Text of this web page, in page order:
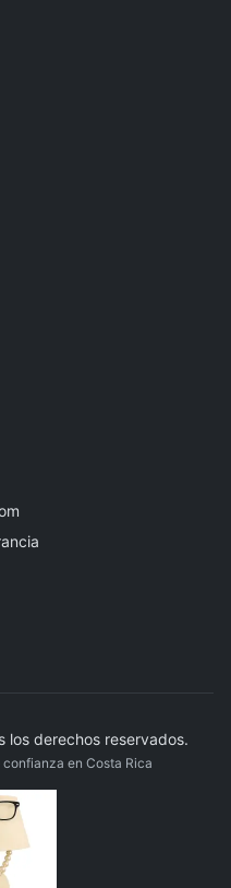
los derechos reservados.
en Costa Rica